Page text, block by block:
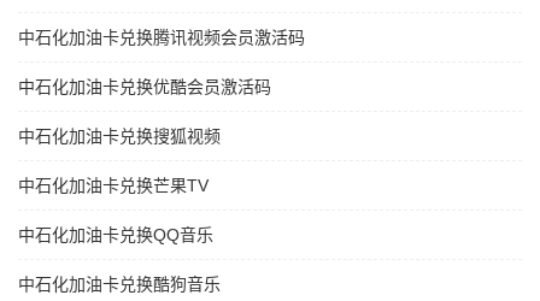
中石化加油卡兑换腾讯视频会员激活码
中石化加油卡兑换优酷会员激活码
中石化加油卡兑换搜狐视频
中石化加油卡兑换芒果TV
中石化加油卡兑换QQ音乐
中石化加油卡兑换酷狗音乐